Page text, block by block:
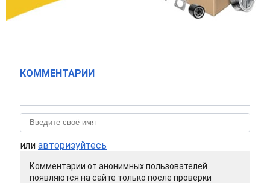
КОММЕНТАРИИ
или авторизуйтесь
Комментарии от анонимных пользователей
появляются на сайте только после проверки